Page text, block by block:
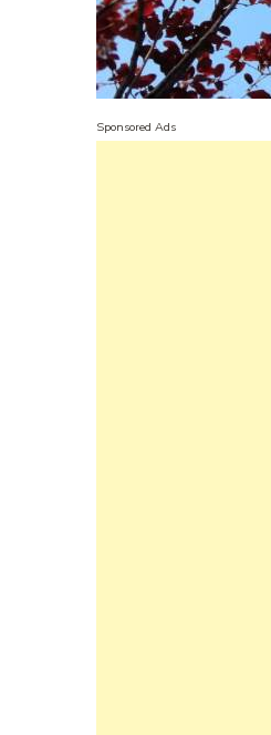
Sponsored Ads